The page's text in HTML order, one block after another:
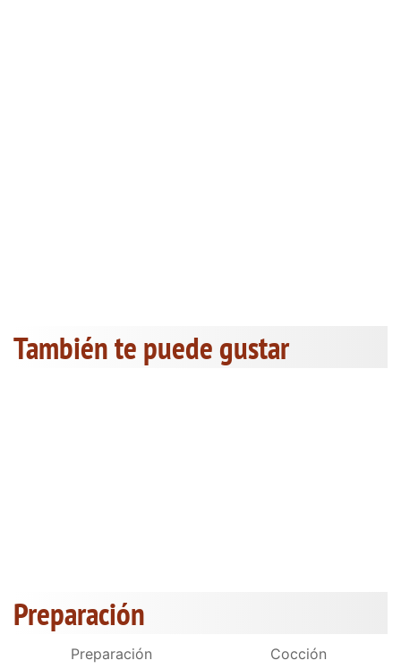
También te puede gustar
Preparación
Preparación Cocción